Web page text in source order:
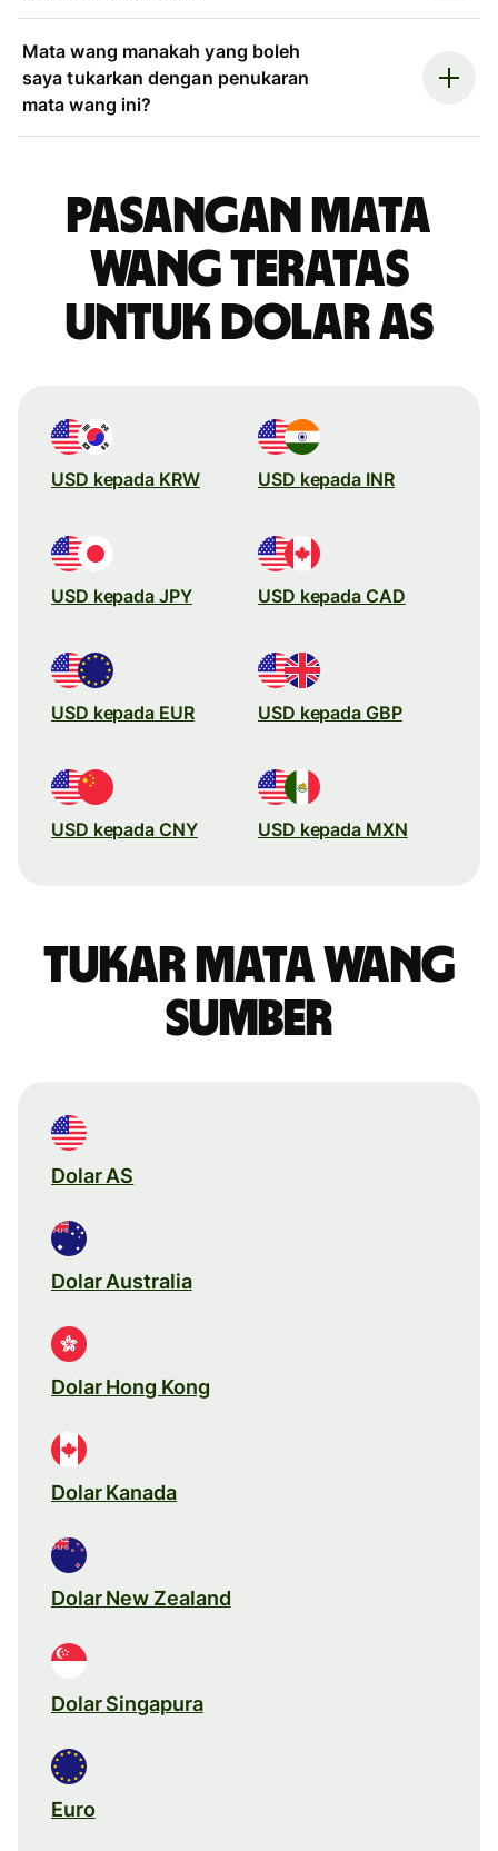
Mata wang manakah yang boleh
saya tukarkan dengan penukaran
mata wang ini?
Pasangan mata
wang teratas
untuk dolar AS
USD kepada KRW USD kepada INR
USD kepada JPY USD kepada CAD
USD kepada EUR USD kepada GBP
USD kepada CNY USD kepada MXN
Tukar mata wang
sumber
Dolar AS
Dolar Australia
Dolar Hong Kong
Dolar Kanada
Dolar New Zealand
Dolar Singapura
Euro